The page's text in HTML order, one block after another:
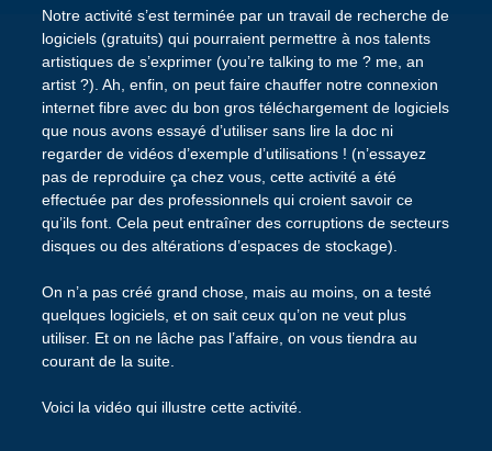
Notre activité s’est terminée par un travail de recherche de
logiciels (gratuits) qui pourraient permettre à nos talents
artistiques de s’exprimer (you’re talking to me ? me, an
artist ?). Ah, enfin, on peut faire chauffer notre connexion
internet fibre avec du bon gros téléchargement de logiciels
que nous avons essayé d’utiliser sans lire la doc ni
regarder de vidéos d’exemple d’utilisations ! (n’essayez
pas de reproduire ça chez vous, cette activité a été
effectuée par des professionnels qui croient savoir ce
qu’ils font. Cela peut entraîner des corruptions de secteurs
disques ou des altérations d’espaces de stockage).
On n’a pas créé grand chose, mais au moins, on a testé
quelques logiciels, et on sait ceux qu’on ne veut plus
utiliser. Et on ne lâche pas l’affaire, on vous tiendra au
courant de la suite.
Voici la vidéo qui illustre cette activité.